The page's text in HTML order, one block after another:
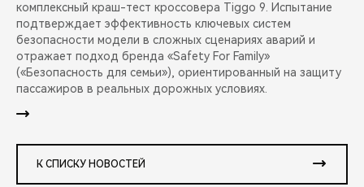
комплексный краш-тест кроссовера Tiggo 9. Испытание
подтверждает эффективность ключевых систем
безопасности модели в сложных сценариях аварий и
отражает подход бренда «Safety For Family»
(«Безопасность для семьи»), ориентированный на защиту
пассажиров в реальных дорожных условиях.
К СПИСКУ НОВОСТЕЙ